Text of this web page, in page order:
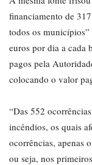
financiamento de
todos os
euros por dia a cada
pagos pela
colocando o valor
“Das 552
incêndios, os quais
ocorrências, apenas
ou seja, nos